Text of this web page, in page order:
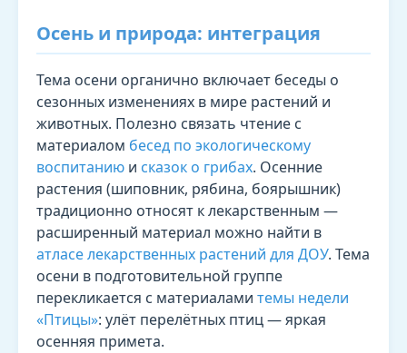
Осень и природа: интеграция
Тема осени органично включает беседы о
сезонных изменениях в мире растений и
животных. Полезно связать чтение с
материалом бесед по экологическому
воспитанию и сказок о грибах. Осенние
растения (шиповник, рябина, боярышник)
традиционно относят к лекарственным —
расширенный материал можно найти в
атласе лекарственных растений для ДОУ. Тема
осени в подготовительной группе
перекликается с материалами темы недели
«Птицы»: улёт перелётных птиц — яркая
осенняя примета.